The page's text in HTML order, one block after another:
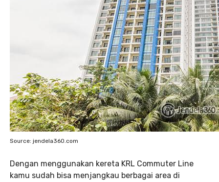
Source: jendela360.com
Dengan menggunakan kereta KRL Commuter Line
kamu sudah bisa menjangkau berbagai area di